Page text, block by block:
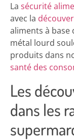
La sécurité
avec la
aliments à base
métal lourd
produits dans
santé des
Les
dans les